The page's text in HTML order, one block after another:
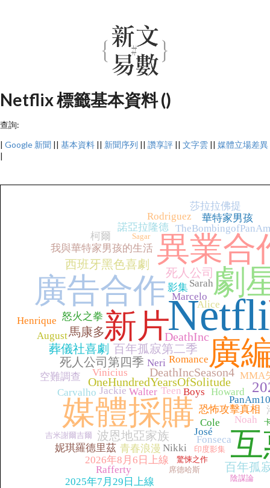
Netflix 標籤基本資料 ()
查詢:
| Google 新聞 || 基本資料 || 新聞序列 || 讚享評 || 文字雲 || 媒體立場差異
|
廣告合作
廣
媒體採購
劇
新片
異業合
百年孤寂第二季
馬康多
DeathIncSeason4
DeathInc
死人公司
死人公司第四季
波恩地亞家族
OneHundredYearsOfSolitude
西班牙黑色喜劇
葬儀社喜劇
百年孤
恐怖攻擊真相
MMA
怒火之拳
Vinicius
Neri
空難調查
妮琪羅德里茲
我與華特家男孩的生活
Walter Teen
Sarah
柯爾
青春浪漫
影集
諾亞拉隆德
華特家男孩
莎拉拉佛提
Romance
Rodriguez
Cole
Howard
Boys
2026年8月6日上線
Marcelo
Jackie
Rafferty
Noah
Nikki
August
Alice
2025年7月29日上線
Carvalho
José
Fonseca
Henrique
Sagar
驚悚之作
印度影集
吉米謝爾吉爾
席德哈斯
陰謀論